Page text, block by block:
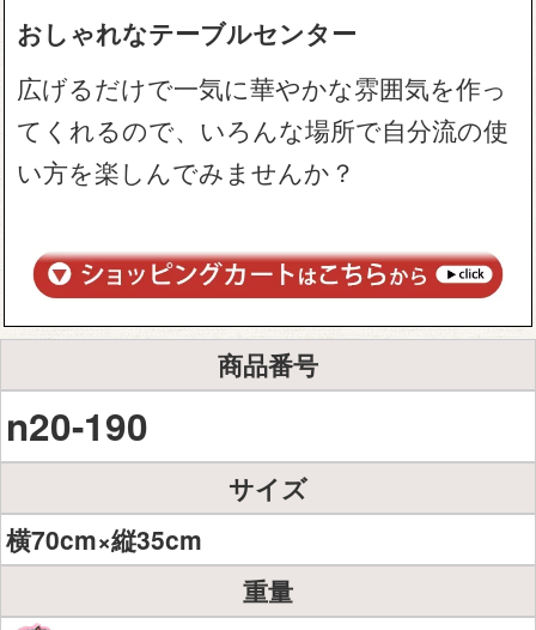
おしゃれなテーブルセンター
広げるだけで一気に華やかな雰囲気を作っ
てくれるので、いろんな場所で自分流の使
い方を楽しんでみませんか？
商品番号
n20-190
サイズ
横70cm×縦35cm
重量